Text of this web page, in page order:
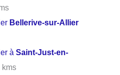
Bellerive-sur-Allier
àSaint-Just-en-
kms